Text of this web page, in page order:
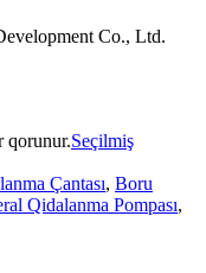
Co., Ltd.
qorunur.Seçilmiş
Çantası, Boru
Qidalanma Pompası,